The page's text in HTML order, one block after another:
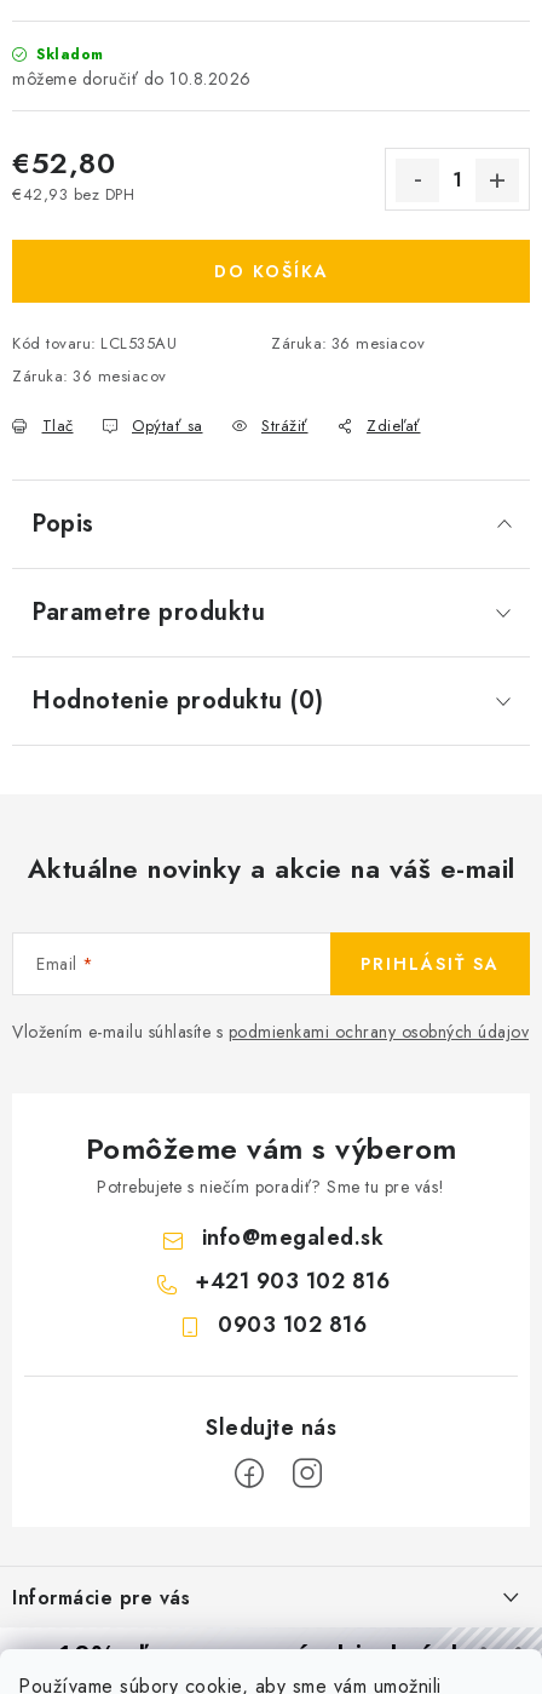
Používame súbory cookie, aby sme vám umožnili
Zľavy pre profíkov
Hodnotenie obchodu Moja objednávka
Skladom
10.8.2026
€52,80
€42,93 bez DPH
DO KOŠÍKA
Kód tovaru: LCL535AU Záruka: 36 mesiacov
Záruka: 36 mesiacov
Tlač Opýtať sa Strážiť Zdieľať
Popis
Parametre produktu
Hodnotenie produktu (0)
Aktuálne novinky a akcie na váš e-mail
Email
Vložením e-mailu súhlasíte s podmienkami ochrany osobných údajov
PRIHLÁSIŤ SA
Pomôžeme vám s výberom
Potrebujete s niečím poradiť? Sme tu pre vás!
info@megaled.sk
+421 903 102 816
0903 102 816
p
ä
Informácie pre vás
Reklamácie a formulár na odstúpenie od zmluvy
10% zľavana prvú objednávku